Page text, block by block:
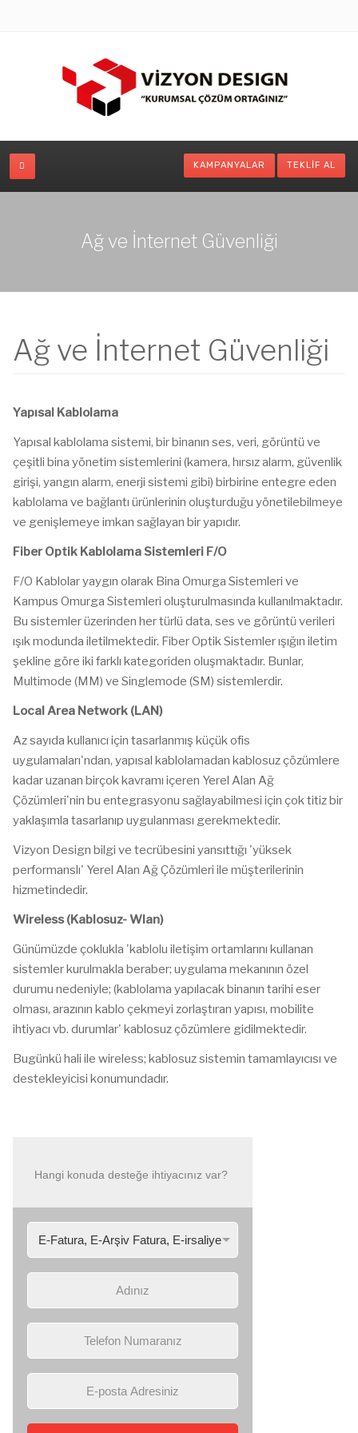
KAMPANYALAR TEKLIF AL
Ağ ve İnternet Güvenliği
Ağ ve İnternet Güvenliği
Yapısal Kablolama
Yapısal kablolama sistemi, bir binanın ses, veri, görüntü ve
çeşitli bina yönetim sistemlerini (kamera, hırsız alarm, güvenlik
girişi, yangın alarm, enerji sistemi gibi) birbirine entegre eden
kablolama ve bağlantı ürünlerinin oluşturduğu yönetilebilmeye
ve genişlemeye imkan sağlayan bir yapıdır.
Fiber Optik Kablolama Sistemleri F/O
F/O Kablolar yaygın olarak Bina Omurga Sistemleri ve
Kampus Omurga Sistemleri oluşturulmasında kullanılmaktadır.
Bu sistemler üzerinden her türlü data, ses ve görüntü verileri
ışık modunda iletilmektedir. Fiber Optik Sistemler ışığın iletim
şekline göre iki farklı kategoriden oluşmaktadır. Bunlar,
Multimode (MM) ve Singlemode (SM) sistemlerdir.
Local Area Network (LAN)
Az sayıda kullanıcı için tasarlanmış küçük ofis
uygulamaları'ndan, yapısal kablolamadan kablosuz çözümlere
kadar uzanan birçok kavramı içeren Yerel Alan Ağ
Çözümleri'nin bu entegrasyonu sağlayabilmesi için çok titiz bir
yaklaşımla tasarlanıp uygulanması gerekmektedir.
Vizyon Design bilgi ve tecrübesini yansıttığı 'yüksek
performanslı' Yerel Alan Ağ Çözümleri ile müşterilerinin
hizmetindedir.
Wireless (Kablosuz- Wlan)
Günümüzde çoklukla 'kablolu iletişim ortamlarını kullanan
sistemler kurulmakla beraber; uygulama mekanının özel
durumu nedeniyle; (kablolama yapılacak binanın tarihi eser
olması, arazının kablo çekmeyi zorlaştıran yapısı, mobilite
ihtiyacı vb. durumlar' kablosuz çözümlere gidilmektedir.
Bugünkü hali ile wireless; kablosuz sistemin tamamlayıcısı ve
destekleyicisi konumundadır.
Hangi konuda desteğe ihtiyacınız var?